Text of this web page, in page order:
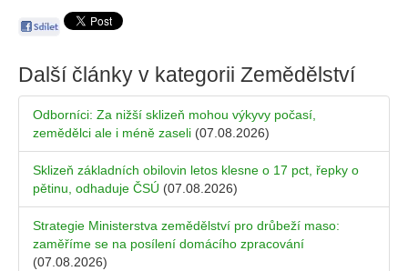
Další články v kategorii Zemědělství
Odborníci: Za nižší sklizeň mohou výkyvy počasí,
zemědělci ale i méně zaseli (07.08.2026)
Sklizeň základních obilovin letos klesne o 17 pct, řepky o
pětinu, odhaduje ČSÚ (07.08.2026)
Strategie Ministerstva zemědělství pro drůbeží maso:
zaměříme se na posílení domácího zpracování
(07.08.2026)